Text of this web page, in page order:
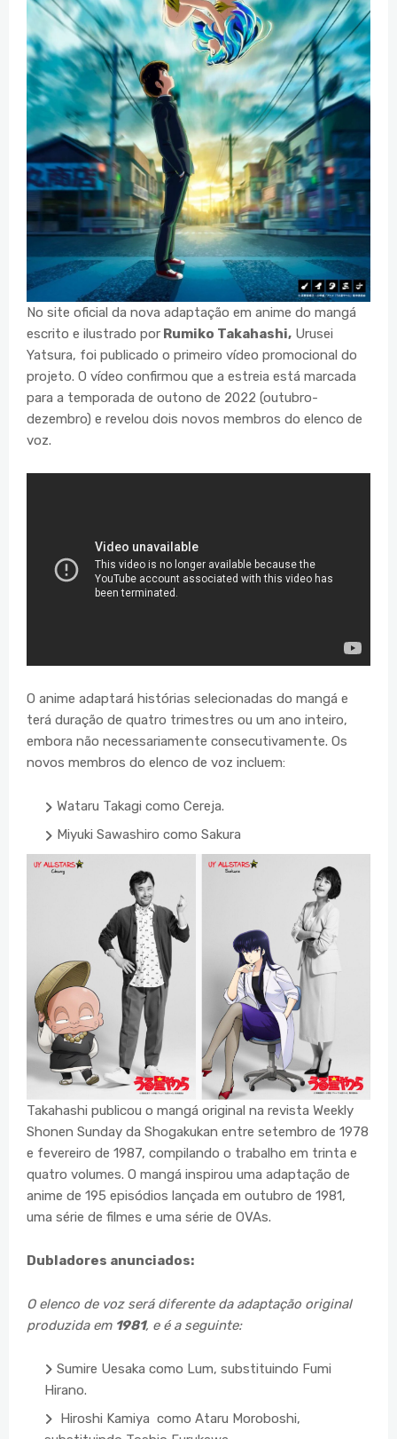
No site oficial da nova adaptação em anime do mangá
escrito e ilustrado por Rumiko Takahashi, Urusei
Yatsura, foi publicado o primeiro vídeo promocional do
projeto. O vídeo confirmou que a estreia está marcada
para a temporada de outono de 2022 (outubro-
dezembro) e revelou dois novos membros do elenco de
voz.
O anime adaptará histórias selecionadas do mangá e
terá duração de quatro trimestres ou um ano inteiro,
embora não necessariamente consecutivamente. Os
novos membros do elenco de voz incluem:
Wataru Takagi como Cereja.
Miyuki Sawashiro como Sakura
Takahashi publicou o mangá original na revista Weekly
Shonen Sunday da Shogakukan entre setembro de 1978
e fevereiro de 1987, compilando o trabalho em trinta e
quatro volumes. O mangá inspirou uma adaptação de
anime de 195 episódios lançada em outubro de 1981,
uma série de filmes e uma série de OVAs.
Dubladores anunciados:
O elenco de voz será diferente da adaptação original
produzida em 1981, e é a seguinte:
Sumire Uesaka como Lum, substituindo Fumi
Hirano.
Hiroshi Kamiya como Ataru Moroboshi,